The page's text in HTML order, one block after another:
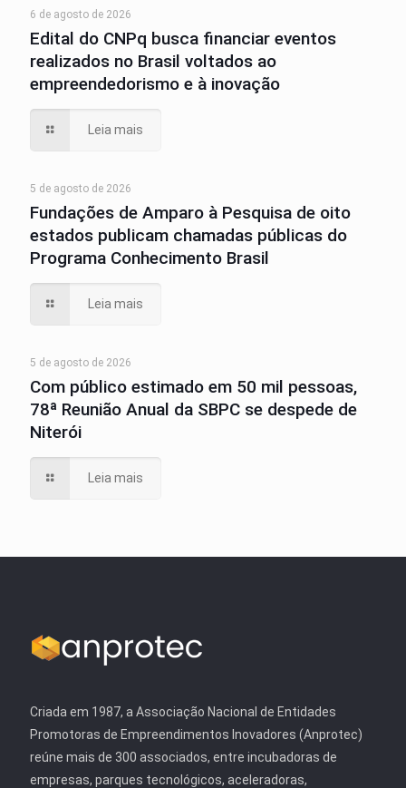
6 de agosto de 2026
Edital do CNPq busca financiar eventos
realizados no Brasil voltados ao
empreendedorismo e à inovação
Leia mais
5 de agosto de 2026
Fundações de Amparo à Pesquisa de oito
estados publicam chamadas públicas do
Programa Conhecimento Brasil
Leia mais
5 de agosto de 2026
Com público estimado em 50 mil pessoas,
78ª Reunião Anual da SBPC se despede de
Niterói
Leia mais
Criada em 1987, a Associação Nacional de Entidades
Promotoras de Empreendimentos Inovadores (Anprotec)
reúne mais de 300 associados, entre incubadoras de
empresas, parques tecnológicos, aceleradoras,